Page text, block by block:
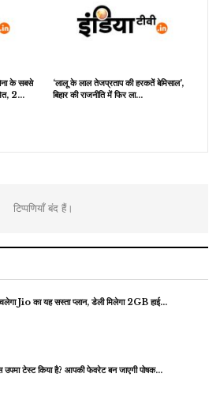
के सबसे
2…
‘लालू के लाल तेजप्रताप की हरकतें बेमिसाल’,
बिहार की राजनीति में फिर ला…
टिप्पणियाँ बंद हैं।
Jio का यह सस्ता प्लान, डेली मिलेगा 2GB हाई…
टेस्ट किया है? आपकी फेवरेट बन जाएगी पोषक…